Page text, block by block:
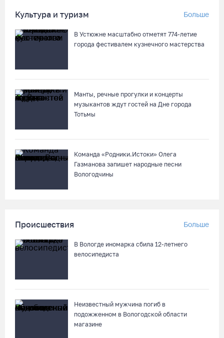
В центре Вологды появилось необычное кафе в автобусе
остановят на три дня
Культура и туризм Больше
В Устюжне масштабно отметят 774-летие
города фестивалем кузнечного мастерства
Манты, речные прогулки и концерты
музыкантов ждут гостей на Дне города
Тотьмы
Команда «Родники.Истоки» Олега
Газманова запишет народные песни
Вологодчины
Происшествия Больше
В Вологде иномарка сбила 12-летнего
велосипедиста
Неизвестный мужчина погиб в
подожженном в Вологодской области
магазине